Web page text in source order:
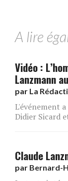
A lire
Vidéo :
Lanzmann
par La
L'événement
Didier Sicard
Claude
par Bernard-